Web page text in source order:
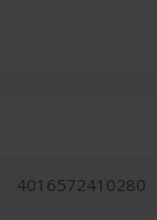
4016572410280